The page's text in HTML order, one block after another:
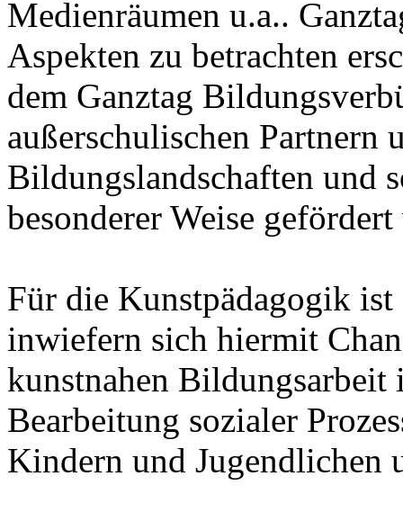
Medienräumen u.a..
Aspekten zu betrachten
dem Ganztag
außerschulischen Partnern
Bildungslandschaften und
besonderer Weise
Für die Kunstpädagogik
inwiefern sich hiermit
kunstnahen Bildungsarbeit
Bearbeitung sozialer
Kindern und Jugendlichen